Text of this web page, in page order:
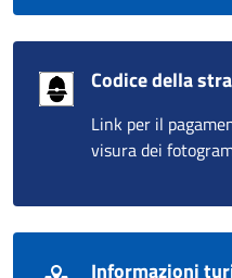
Codice della
Link per il
visura dei
Informazioni